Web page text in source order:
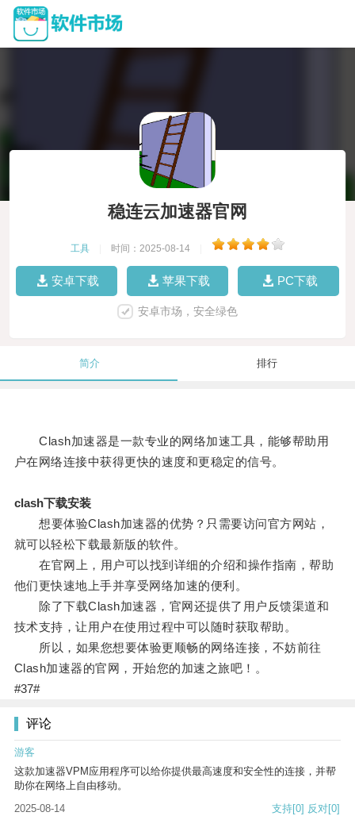
稳连云加速器官网
工具 时间：2025-08-14
安卓下载 苹果下载 PC下载
安卓市场，安全绿色
简介 排行
Clash加速器是一款专业的网络加速工具，能够帮助用
户在网络连接中获得更快的速度和更稳定的信号。
clash下载安装
想要体验Clash加速器的优势？只需要访问官方网站，
就可以轻松下载最新版的软件。
在官网上，用户可以找到详细的介绍和操作指南，帮助
他们更快速地上手并享受网络加速的便利。
除了下载Clash加速器，官网还提供了用户反馈渠道和
技术支持，让用户在使用过程中可以随时获取帮助。
所以，如果您想要体验更顺畅的网络连接，不妨前往
Clash加速器的官网，开始您的加速之旅吧！。
#37#
评论
游客
这款加速器VPM应用程序可以给你提供最高速度和安全性的连接，并帮
助你在网络上自由移动。
2025-08-14
支持[0] 反对[0]